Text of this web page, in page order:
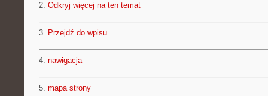
2. Odkryj więcej na ten temat
3. Przejdź do wpisu
4. nawigacja
5. mapa strony